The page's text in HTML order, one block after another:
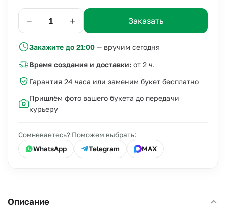
− + Заказать
Закажите до 21:00 — вручим сегодня
Время создания и доставки: от 2 ч.
Гарантия 24 часа или заменим букет бесплатно
Пришлём фото вашего букета до передачи
курьеру
Сомневаетесь? Поможем выбрать:
WhatsApp
Telegram MAX
Описание